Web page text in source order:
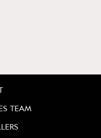
TEAM